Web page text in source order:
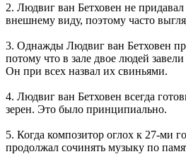
2. Людвиг ван Бетховен не
внешнему виду, поэтому часто
3. Однажды Людвиг ван Бетховен
потому что в зале двое людей
Он при всех назвал их свиньями.
4. Людвиг ван Бетховен всегда
зерен. Это было принципиально.
5. Когда композитор оглох к 27-ми
продолжал сочинять музыку по